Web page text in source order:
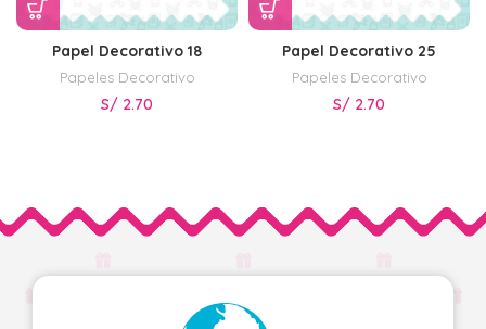
Papel Decorativo 18
Papeles Decorativo
S/ 2.70
Papel Decorativo 25
Papeles Decorativo
S/ 2.70